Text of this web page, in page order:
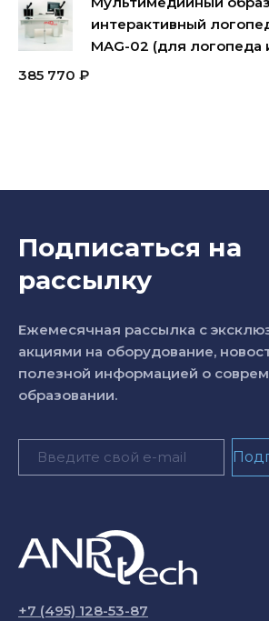
интерактивный
MAG-02 (для логопеда
385 770 ₽
Подписаться на
рассылку
Ежемесячная рассылка с
акциями на оборудование,
полезной информацией о
образовании.
+7 (495) 128-53-87